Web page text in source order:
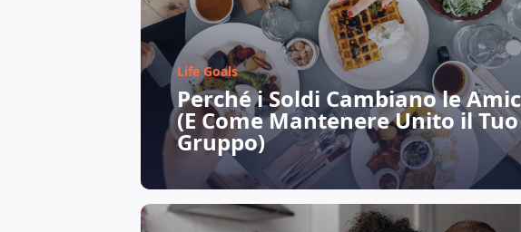
Life Goals
Perché i Soldi Cambiano le
(E Come Mantenere Unito il Tuo
Gruppo)